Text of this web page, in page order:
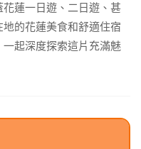
蓮一日遊、二日遊、甚
的花蓮美食和舒適住宿
起深度探索這片充滿魅